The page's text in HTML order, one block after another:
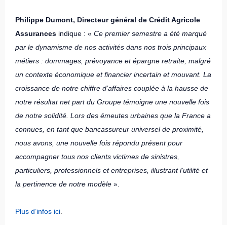
Philippe Dumont, Directeur général de Crédit Agricole
Assurances indique : « Ce premier semestre a été marqué
par le dynamisme de nos activités dans nos trois principaux
métiers : dommages, prévoyance et épargne retraite, malgré
un contexte économique et financier incertain et mouvant. La
croissance de notre chiffre d’affaires couplée à la hausse de
notre résultat net part du Groupe témoigne une nouvelle fois
de notre solidité. Lors des émeutes urbaines que la France a
connues, en tant que bancassureur universel de proximité,
nous avons, une nouvelle fois répondu présent pour
accompagner tous nos clients victimes de sinistres,
particuliers, professionnels et entreprises, illustrant l’utilité et
la pertinence de notre modèle ».
Plus d’infos ici